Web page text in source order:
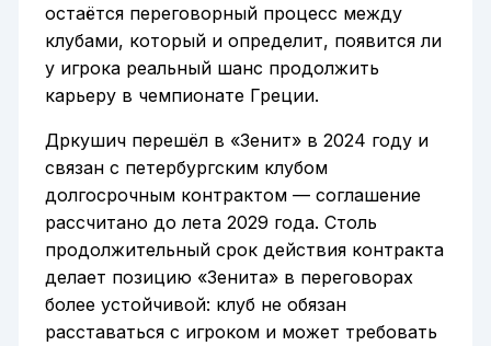
остаётся переговорный процесс между
клубами, который и определит, появится ли
у игрока реальный шанс продолжить
карьеру в чемпионате Греции.
Дркушич перешёл в «Зенит» в 2024 году и
связан с петербургским клубом
долгосрочным контрактом — соглашение
рассчитано до лета 2029 года. Столь
продолжительный срок действия контракта
делает позицию «Зенита» в переговорах
более устойчивой: клуб не обязан
расставаться с игроком и может требовать